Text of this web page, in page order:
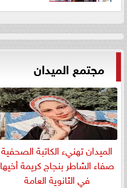
مجتمع الميدان
الميدان تهنيء الكاتبة الصحفية
صفاء الشاطر بنجاج كريمة أخيها
في الثانوية العامة